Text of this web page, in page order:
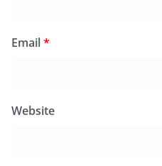
Email*
Website